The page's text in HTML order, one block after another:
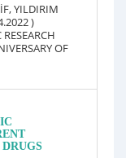
YILDIRIM
)
OF